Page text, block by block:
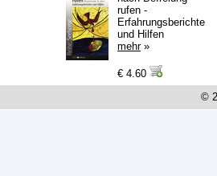
rufen -
Erfahrungsberichte
und Hilfen
mehr»
€ 4.60
©